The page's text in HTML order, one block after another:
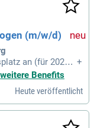
(m/w/d)
an (für 2026):
und -t
+
weitere Benefits
Heute veröffentlicht